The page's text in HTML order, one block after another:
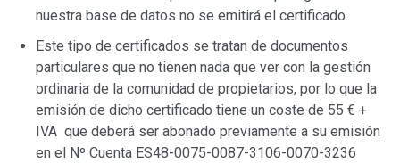
nuestra base de datos no se emitirá el certificado.
Este tipo de certificados se tratan de documentos
particulares que no tienen nada que ver con la gestión
ordinaria de la comunidad de propietarios, por lo que la
emisión de dicho certificado tiene un coste de 55 € +
IVA que deberá ser abonado previamente a su emisión
en el Nº Cuenta ES48-0075-0087-3106-0070-3236